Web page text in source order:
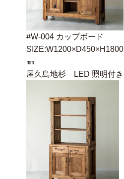
#W-004 カップボード
SIZE:W1200×D450×H1800
㎜
屋久島地杉 LED 照明付き